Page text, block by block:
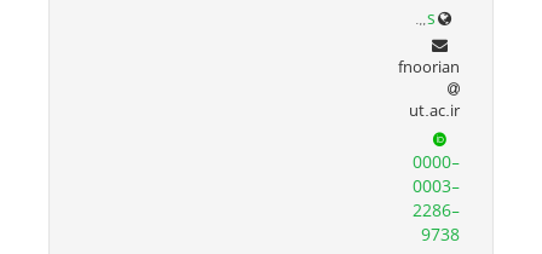
profile.ut.ac.ir/fa/~fnoorian/prizes
fnoorian
ut.ac.ir
0000-
0003-
2286-
9738